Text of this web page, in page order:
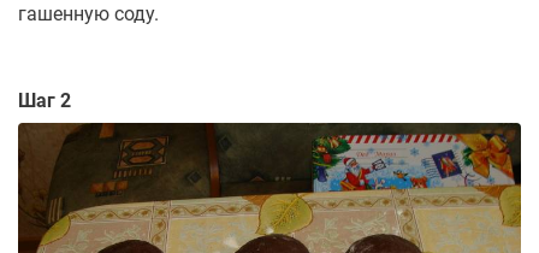
гашенную соду.
Шаг 2